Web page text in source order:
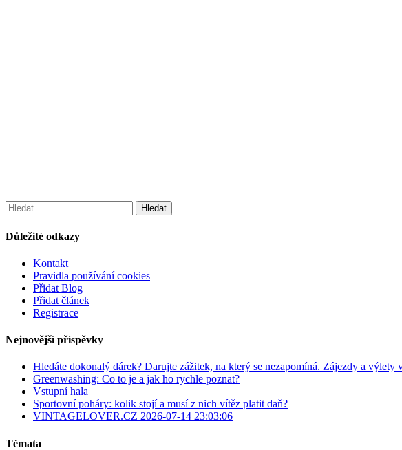
Vyhledávání
Důležité odkazy
Kontakt
Pravidla používání cookies
Přidat Blog
Přidat článek
Registrace
Nejnovější příspěvky
Hledáte dokonalý dárek? Darujte zážitek, na který se nezapomíná. Zájezdy a výlety
Greenwashing: Co to je a jak ho rychle poznat?
Vstupní hala
Sportovní poháry: kolik stojí a musí z nich vítěz platit daň?
VINTAGELOVER.CZ 2026-07-14 23:03:06
Témata